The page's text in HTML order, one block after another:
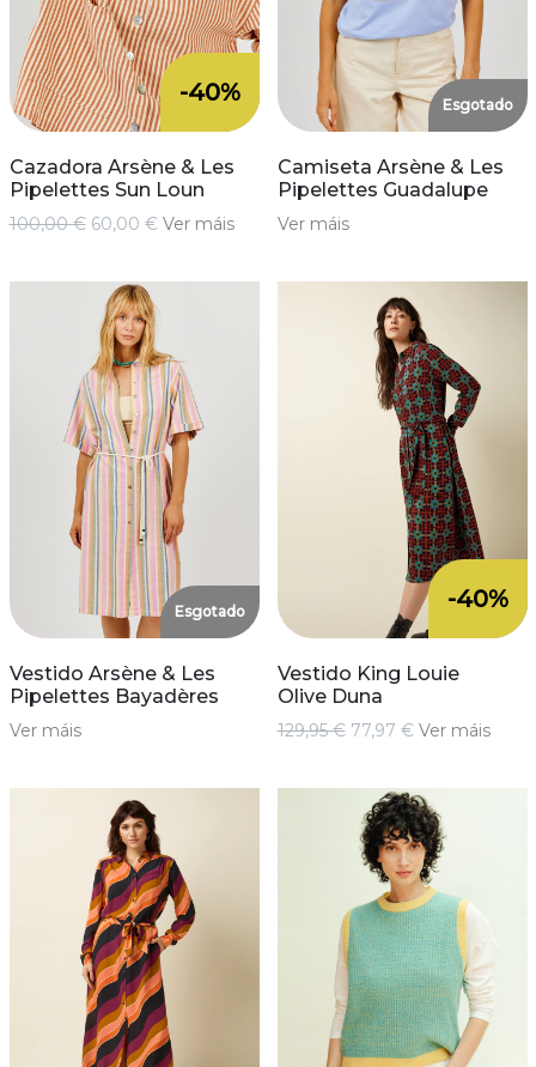
-40%
Cazadora Arsène & Les
Pipelettes Sun Loun
100,00 € 60,00 € Ver máis
Esgotado
Camiseta Arsène & Les
Pipelettes Guadalupe
Ver máis
Esgotado
Vestido Arsène & Les
Pipelettes Bayadères
Ver máis
-40%
Vestido King Louie
Olive Duna
129,95 € 77,97 € Ver máis